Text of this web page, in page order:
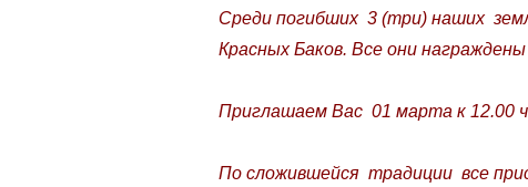
Среди погибших 3 (три) наших
Красных Баков. Все они
Приглашаем Вас 01 марта к 12.00
По сложившейся традиции все